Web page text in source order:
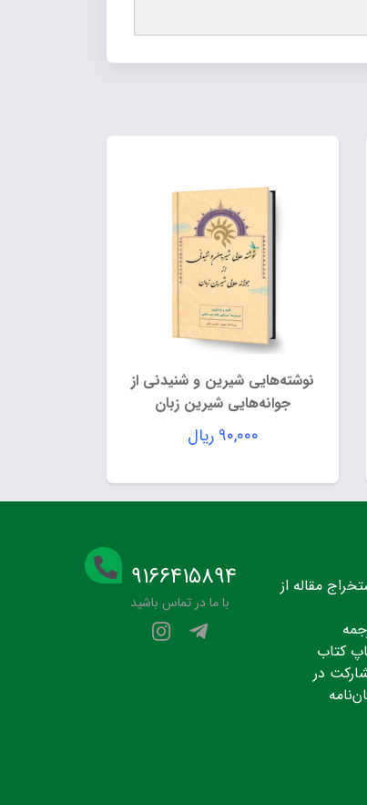
نوشته‌هایی شیرین و شنیدنی از
جوانه‌هایی شیرین زبان
۹۰,۰۰۰ ریال
مقاله از
کتاب
در
۹۱۶۶۴۱۵۸۹۴
با ما در تماس باشید